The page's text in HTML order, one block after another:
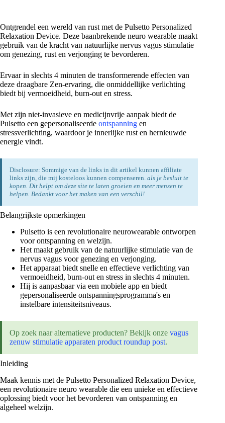
Ontgrendel een wereld van rust met de Pulsetto Personalized
Relaxation Device. Deze baanbrekende neuro wearable maakt
gebruik van de kracht van natuurlijke nervus vagus stimulatie
om genezing, rust en verjonging te bevorderen.
Ervaar in slechts 4 minuten de transformerende effecten van
deze draagbare Zen-ervaring, die onmiddellijke verlichting
biedt bij vermoeidheid, burn-out en stress.
Met zijn niet-invasieve en medicijnvrije aanpak biedt de
Pulsetto een gepersonaliseerde ontspanning en
stressverlichting, waardoor je innerlijke rust en hernieuwde
energie vindt.
Disclosure: Sommige van de links in dit artikel kunnen affiliate
links zijn, die mij kosteloos kunnen compenseren. als je besluit te
kopen. Dit helpt om deze site te laten groeien en meer mensen te
helpen. Bedankt voor het maken van een verschil!
Belangrijkste opmerkingen
Pulsetto is een revolutionaire neurowearable ontworpen
voor ontspanning en welzijn.
Het maakt gebruik van de natuurlijke stimulatie van de
nervus vagus voor genezing en verjonging.
Het apparaat biedt snelle en effectieve verlichting van
vermoeidheid, burn-out en stress in slechts 4 minuten.
Hij is aanpasbaar via een mobiele app en biedt
gepersonaliseerde ontspanningsprogramma's en
instelbare intensiteitsniveaus.
Op zoek naar alternatieve producten? Bekijk onze vagus
zenuw stimulatie apparaten product roundup post.
Inleiding
Maak kennis met de Pulsetto Personalized Relaxation Device,
een revolutionaire neuro wearable die een unieke en effectieve
oplossing biedt voor het bevorderen van ontspanning en
algeheel welzijn.